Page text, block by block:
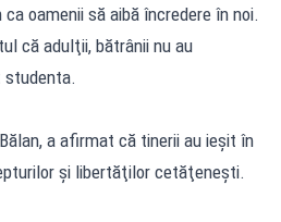
oamenii să aibă încredere în noi.
că adulţii, bătrânii nu au
studenta.
a afirmat că tinerii au ieşit în
şi libertăţilor cetăţeneşti.